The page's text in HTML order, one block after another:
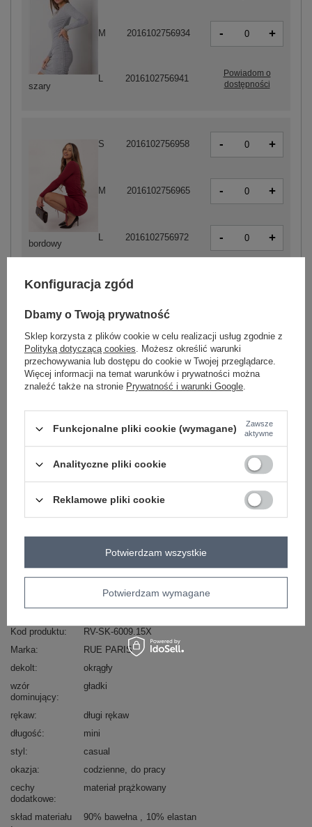
bordowy
S 2016102756958 - +
M 2016102756965 - +
L 2016102756972 - +
M 2016102757054 -
szary
M 2016102756934 - +
2016102756941
Powiadom o
dostępności
ZALOGUJ SIĘ I ZOBACZ CENĘ
dodatki: ściągacze z troczkami
skład materiału: 90% bawełna, 10% elastan
Kod produktu
RV-SK-6009.15X
Marka
RUE PARIS
dekolt
okrągły
wzór
dominujący
gładki
rękaw
długi rękaw
długość
mini
styl
casual
okazja
codzienne do pracy
cechy
dodatkowe
materiał prążkowany
skład materiału 90% bawełna 10% elastan
Konfiguracja zgód
Dbamy o Twoją prywatność
Sklep korzysta z plików cookie w celu realizacji usług zgodnie z
Polityką dotyczącą cookies. Możesz określić warunki
przechowywania lub dostępu do cookie w Twojej przeglądarce.
Więcej informacji na temat warunków i prywatności można
znaleźć także na stronie Prywatność i warunki Google.
Funkcjonalne pliki cookie (wymagane)
Zawsze
aktywne
Analityczne pliki cookie
Reklamowe pliki cookie
Potwierdzam wymagane
Potwierdzam wszystkie